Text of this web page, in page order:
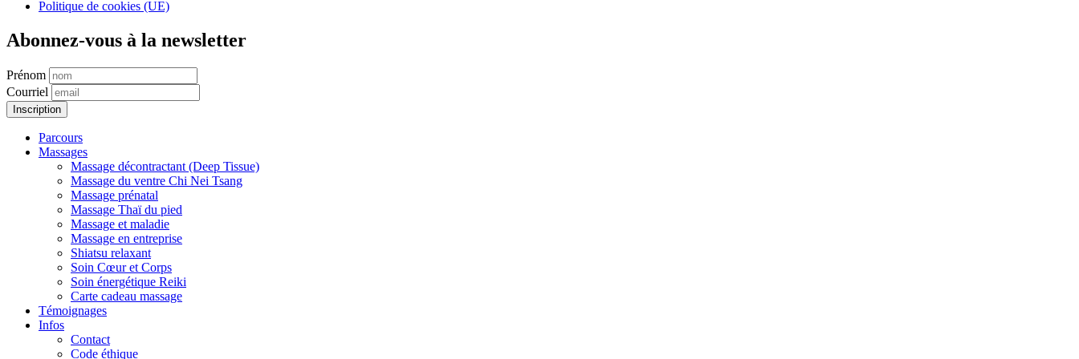
Politique de cookies (UE)
Abonnez-vous à la newsletter
Prénom
Courriel
Parcours
Massages
Massage décontractant (Deep Tissue)
Massage du ventre Chi Nei Tsang
Massage prénatal
Massage Thaï du pied
Massage et maladie
Massage en entreprise
Shiatsu relaxant
Soin Cœur et Corps
Soin énergétique Reiki
Carte cadeau massage
Témoignages
Infos
Contact
Code éthique